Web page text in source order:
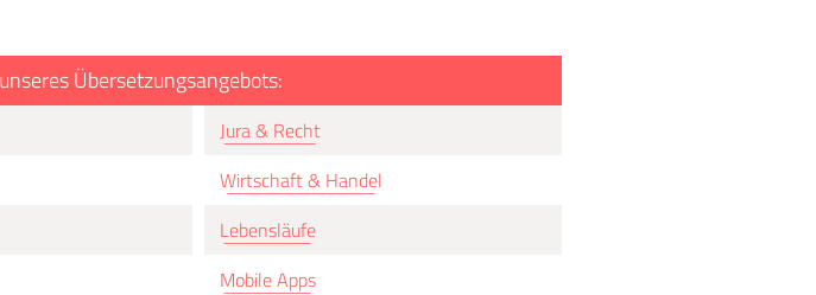
Übersetzungsangebots:
Jura & Recht
Wirtschaft & Handel
Lebensläufe
Mobile Apps